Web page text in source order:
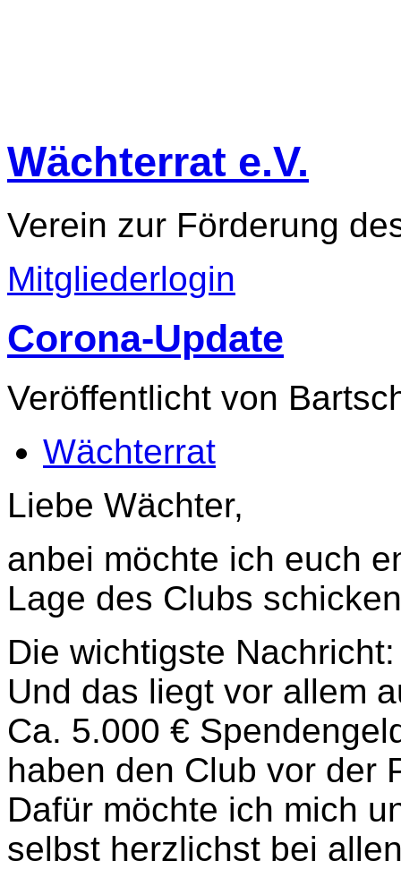
Wächterrat e.V.
Verein zur Förderung
Mitgliederlogin
Corona-Update
Veröffentlicht von
Wächterrat
Liebe Wächter,
anbei möchte ich euch
Lage des Clubs
Die wichtigste
Und das liegt vor allem
Ca. 5.000 €
haben den Club vor der
Dafür möchte ich mich
selbst herzlichst bei